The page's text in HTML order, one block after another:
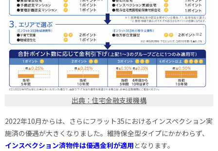
出典：住宅金融支援機構
2022年10月からは、さらにフラット35におけるインスペクション実
施済の優遇が大きくなりました。維持保全型タイプにかかわらず、
インスペクション済物件は優遇金利が適用 となります。